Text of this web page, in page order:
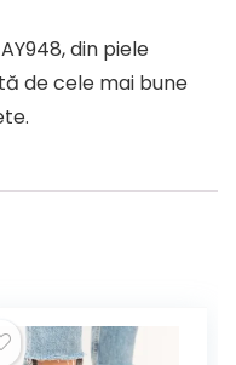
din piele
de cele mai bune